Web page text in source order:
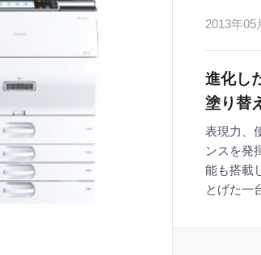
2013年05
進化し
塗り替
表現力、
ンスを発
能も搭載
とげた一